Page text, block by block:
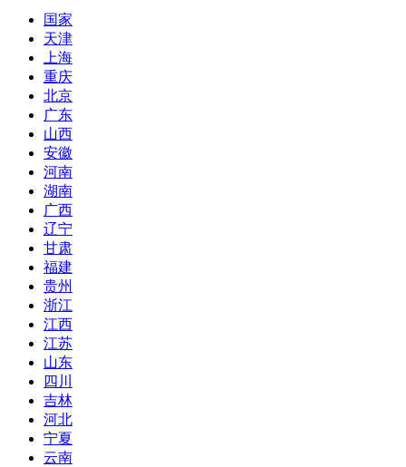
国家
天津
上海
重庆
北京
广东
山西
安徽
河南
湖南
广西
辽宁
甘肃
福建
贵州
浙江
江西
江苏
山东
四川
吉林
河北
宁夏
云南